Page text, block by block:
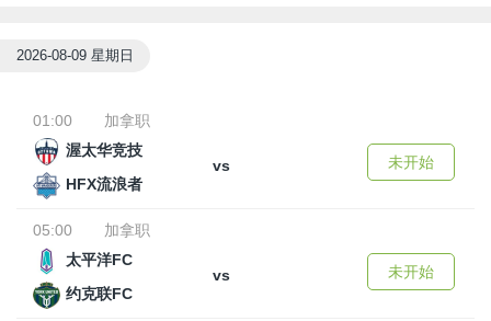
2026-08-09 星期日
01:00
加拿职
渥太华竞技
vs
HFX流浪者
未开始
05:00
加拿职
太平洋FC
vs
约克联FC
未开始